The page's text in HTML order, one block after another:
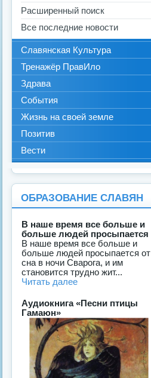
Расширенный поиск
Все последние новости
Славянская Культура
Тренажёр ПравИло
Здрава
События
Жизнь на своей земле
Позитив
Вести
ОБРАЗОВАНИЕ СЛАВЯН
В наше время все больше и
больше людей просыпается
В наше время все больше и
больше людей просыпается от
сна в ночи Сварога, и им
становится трудно жит...
Читать далее
Аудиокнига «Песни птицы
Гамаюн»